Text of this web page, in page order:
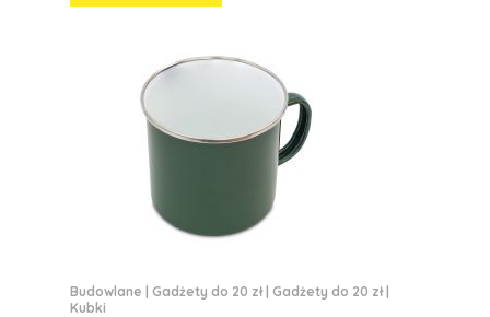
Budowlane Gadżety do 20 zł| Gadżety do 20 zł|
Kubki